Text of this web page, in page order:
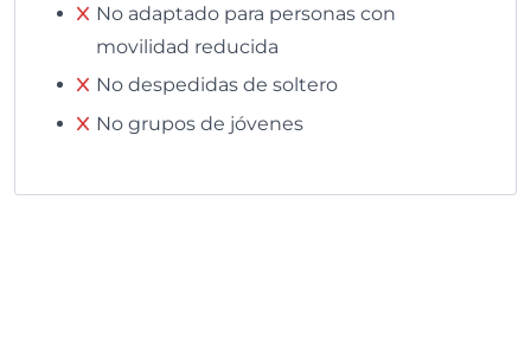
No adaptado para personas con
movilidad reducida
No despedidas de soltero
No grupos de jóvenes